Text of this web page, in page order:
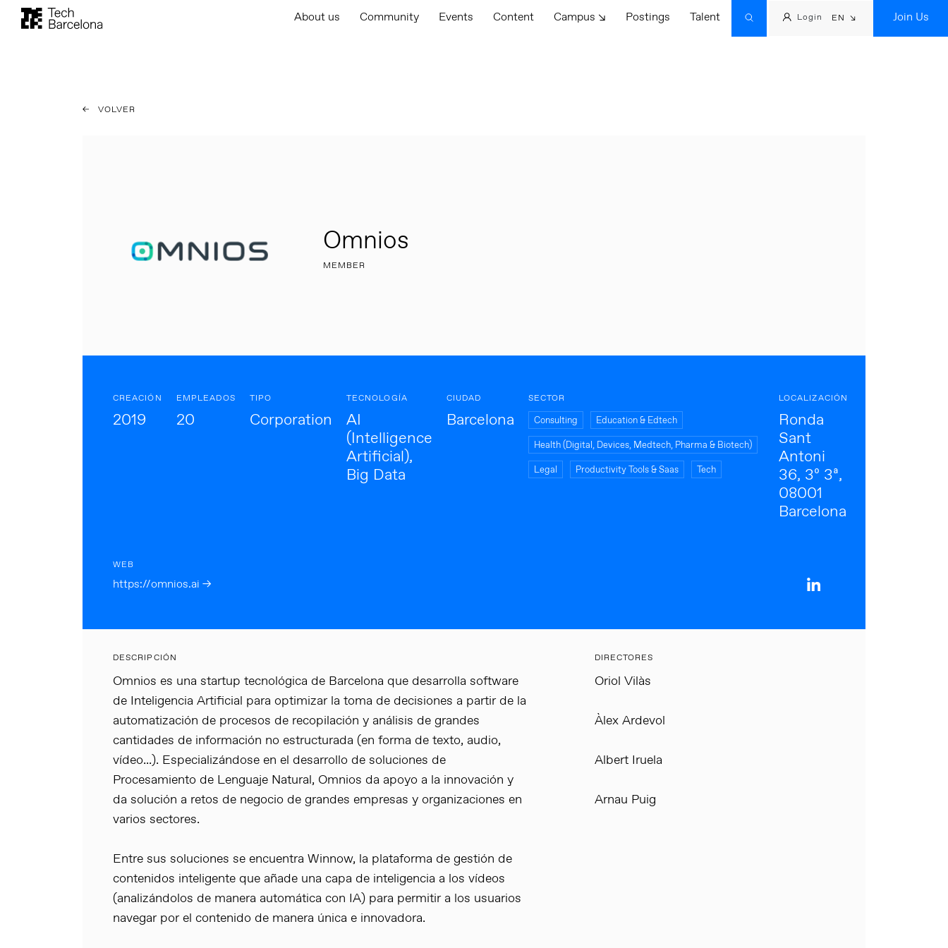
About us Community Events Content Campus ↘ Postings Talent Login EN Join Us
VOLVER
Omnios
MEMBER
CREACIÓN
2019
EMPLEADOS
20
TIPO
Corporation
TECNOLOGÍA
AI
(Intelligence
Artificial),
Big Data
CIUDAD
Barcelona
SECTOR
Consulting Education & Edtech
Health (Digital, Devices, Medtech, Pharma & Biotech)
Legal Productivity Tools & Saas Tech
LOCALIZACIÓN
Ronda
Sant
Antoni
36, 3º 3ª,
08001
Barcelona
WEB
https://omnios.ai →
DESCRIPCIÓN
Omnios es una startup tecnológica de Barcelona que desarrolla software
de Inteligencia Artificial para optimizar la toma de decisiones a partir de la
automatización de procesos de recopilación y análisis de grandes
cantidades de información no estructurada (en forma de texto, audio,
vídeo...). Especializándose en el desarrollo de soluciones de
Procesamiento de Lenguaje Natural, Omnios da apoyo a la innovación y
da solución a retos de negocio de grandes empresas y organizaciones en
varios sectores.
Entre sus soluciones se encuentra Winnow, la plataforma de gestión de
contenidos inteligente que añade una capa de inteligencia a los vídeos
(analizándolos de manera automática con IA) para permitir a los usuarios
navegar por el contenido de manera única e innovadora.
DIRECTORES
Oriol Vilàs
Àlex Ardevol
Albert Iruela
Arnau Puig